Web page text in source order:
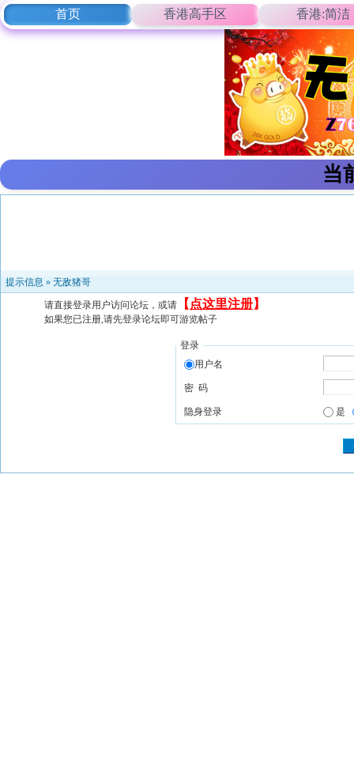
首页 香港高手区 香港:简洁
当
提示信息 » 无敌猪哥
请直接登录用户访问论坛，或请 【 点这里注册】
如果您已注册,请先登录论坛即可游览帖子
登录
用户名
密 码
隐身登录 是